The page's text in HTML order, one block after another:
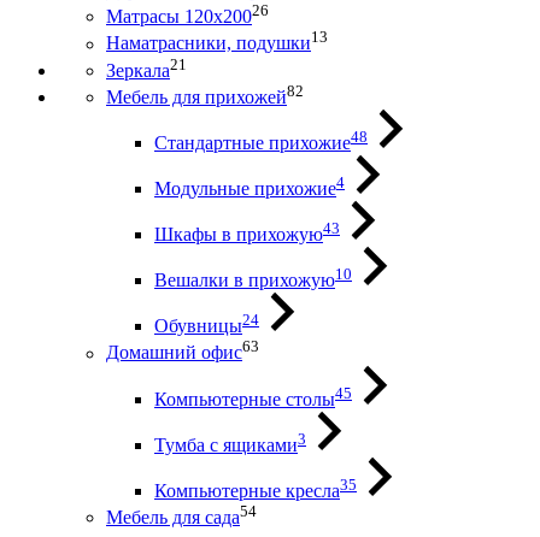
Матрасы 120х20026
Наматрасники, подушки13
Зеркала21
Мебель для прихожей82
Стандартные прихожие48
Модульные прихожие4
Шкафы в прихожую43
Вешалки в прихожую10
Обувницы24
Домашний офис63
Компьютерные столы45
Тумба с ящиками3
Компьютерные кресла35
Мебель для сада54